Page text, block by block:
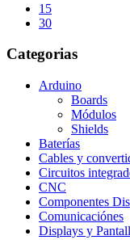
15
30
Categorias
Arduino
Boards
Módulos
Shields
Baterías
Cables y
Circuitos
CNC
Componentes
Comunicaciónes
Displays y